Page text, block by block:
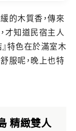
的木質香，傳來
才知道民宿主人
特色在於滿室木
服呢，晚上也特
精緻雙人